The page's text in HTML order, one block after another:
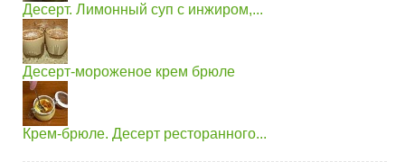
Десерт. Лимонный суп с инжиром,...
Десерт-мороженое крем брюле
Крем-брюле. Десерт ресторанного...